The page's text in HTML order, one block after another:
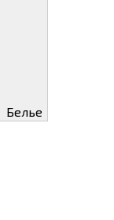
Белье